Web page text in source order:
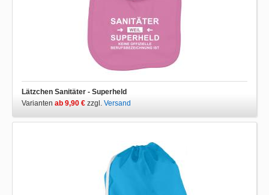
Lätzchen Sanitäter - Superheld
Varianten ab 9,90 € zzgl. Versand